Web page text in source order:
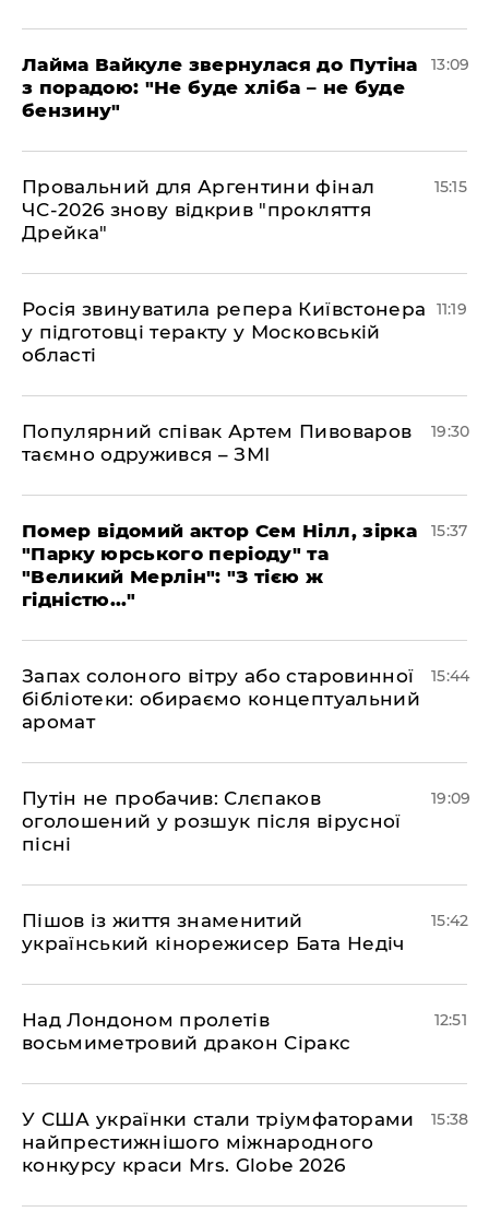
Лайма Вайкуле звернулася до Путіна
з порадою: "Не буде хліба – не буде
бензину"
13:09
Провальний для Аргентини фінал
ЧС-2026 знову відкрив "прокляття
Дрейка"
15:15
Росія звинуватила репера Київстонера
у підготовці теракту у Московській
області
11:19
Популярний співак Артем Пивоваров
таємно одружився – ЗМІ
19:30
Помер відомий актор Сем Нілл, зірка
"Парку юрського періоду" та
"Великий Мерлін": "З тією ж
гідністю..."
15:37
Запах солоного вітру або старовинної
бібліотеки: обираємо концептуальний
аромат
15:44
​Путін не пробачив: Слєпаков
оголошений у розшук після вірусної
пісні
19:09
Пішов із життя знаменитий
український кінорежисер Бата Недіч
15:42
Над Лондоном пролетів
восьмиметровий дракон Сіракс
12:51
У США українки стали тріумфаторами
найпрестижнішого міжнародного
конкурсу краси Mrs. Globe 2026
15:38